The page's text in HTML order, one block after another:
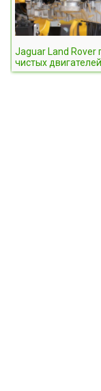
Jaguar Land Rover
чистых двигателей